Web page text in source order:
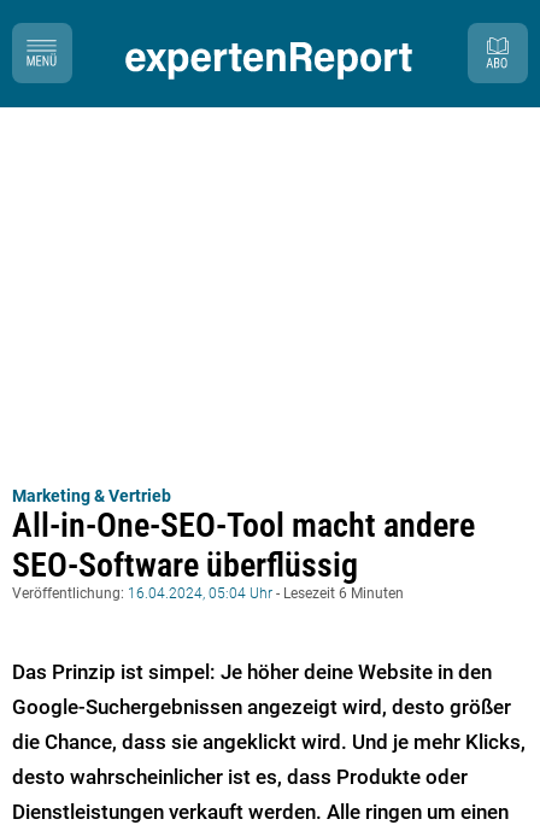
Marketing & Vertrieb
All-in-One-SEO-Tool macht andere
SEO-Software überflüssig
Veröffentlichung: 16.04.2024, 05:04 Uhr - Lesezeit 6 Minuten
Das Prinzip ist simpel: Je höher deine Website in den
Google-Suchergebnissen angezeigt wird, desto größer
die Chance, dass sie angeklickt wird. Und je mehr Klicks,
desto wahrscheinlicher ist es, dass Produkte oder
Dienstleistungen verkauft werden. Alle ringen um einen